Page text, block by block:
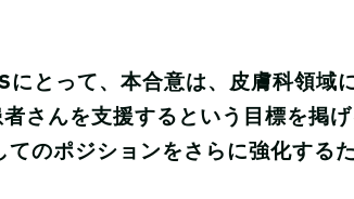
とって、本合意は、皮膚科領域
さんを支援するという目標を掲
てのポジションをさらに強化する